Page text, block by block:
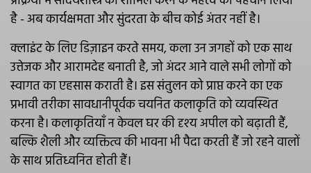
है - अब कार्यक्षमता और सुंदरता के बीच कोई अंतर नहीं है।
क्लाइंट के लिए डिज़ाइन करते समय, कला उन जगहों को एक साथ
उत्तेजक और आरामदेह बनाती है, जो अंदर आने वाले सभी लोगों को
स्वागत का एहसास कराती है। इस संतुलन को प्राप्त करने का एक
प्रभावी तरीका सावधानीपूर्वक चयनित कलाकृति को व्यवस्थित
करना है। कलाकृतियाँ न केवल घर की दृश्य अपील को बढ़ाती हैं,
बल्कि शैली और व्यक्तित्व की भावना भी पैदा करती हैं जो रहने वालों
के साथ प्रतिध्वनित होती हैं।